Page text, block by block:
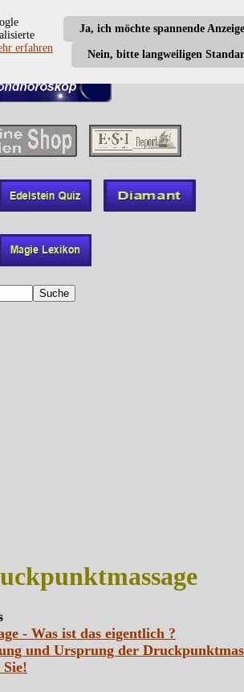
Ja, ich möchte spannende
Nein, bitte langweiligen
erfahren
- Was ist das eigentlich ?
und Ursprung der